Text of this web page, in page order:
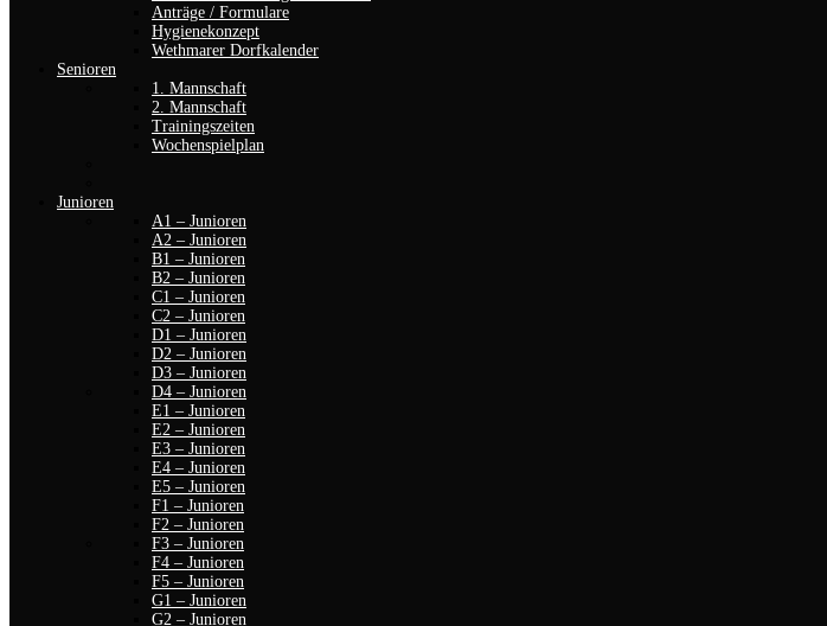
1. Mannschaft
2. Mannschaft
Wochenspielplan
B2 – Junioren
C1 – Junioren
C2 – Junioren
D1 – Junioren
D2 – Junioren
D3 – Junioren
D4 – Junioren
E1 – Junioren
E2 – Junioren
E3 – Junioren
E4 – Junioren
E5 – Junioren
F1 – Junioren
F2 – Junioren
F3 – Junioren
F4 – Junioren
F5 – Junioren
G1 – Junioren
G2 – Junioren
Mikro-Kicker
Trainingszeiten
Wochenspielplan